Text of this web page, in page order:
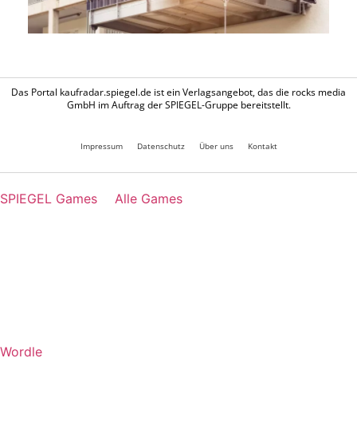
Das Portal kaufradar.spiegel.de ist ein Verlagsangebot, das die rocks media
GmbH im Auftrag der SPIEGEL-Gruppe bereitstellt.
Impressum Datenschutz Über uns Kontakt
SPIEGEL Games Alle Games
Wordle